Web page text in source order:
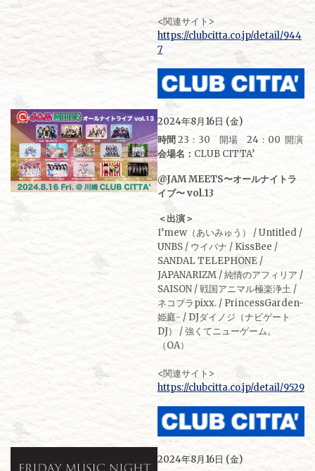
<関連サイト>
https://clubcitta.co.jp/detail/944
7
2024年8月16日 (金)
時間 23：30 開場 24：00 開演
会場名： CLUB CITTA’
@JAM MEETS〜オールナイトラ
イブ〜 vol.13
＜出演＞
I’mew（あいみゅう） / Untitled /
UNBS / ウイバナ / KissBee /
SANDAL TELEPHONE /
JAPANARIZM / 純情のアフィリア /
SAISON / 戦国アニマル極楽浄土 /
ネコプラpixx. / PrincessGarden-
姫庭- / DJダイノジ（ナビゲート
DJ） / 強くてニューゲーム。
（OA）
<関連サイト>
https://clubcitta.co.jp/detail/9529
2024年8月16日 (金)